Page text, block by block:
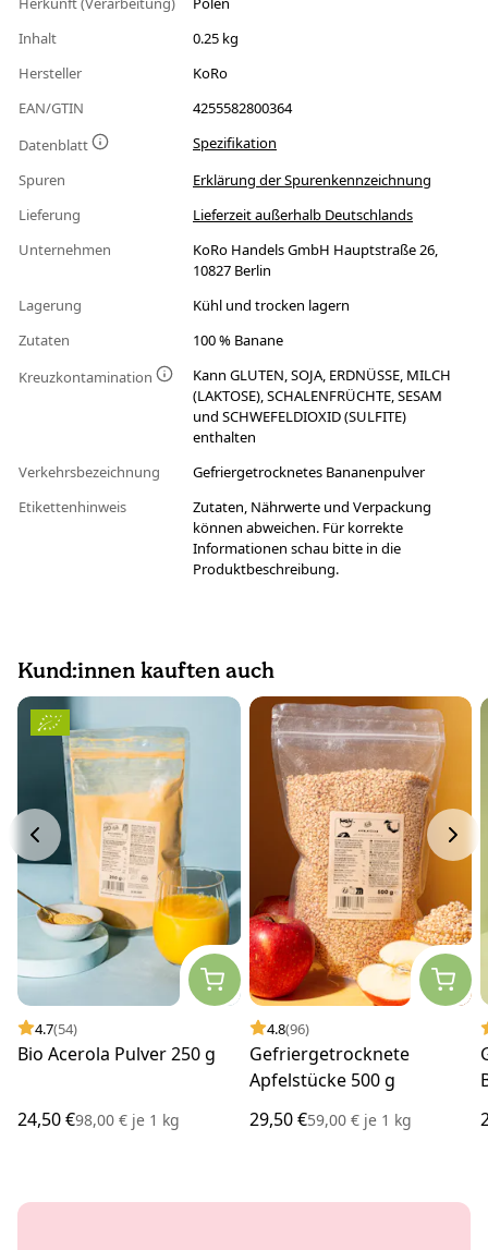
Inhalt
0.25 kg
Hersteller
KoRo
EAN/GTIN
4255582800364
Datenblatt
Spezifikation
Spuren
Erklärung der Spurenkennzeichnung
Lieferung
Lieferzeit außerhalb Deutschlands
Unternehmen
KoRo Handels GmbH Hauptstraße 26,
10827 Berlin
Lagerung
Kühl und trocken lagern
Zutaten
100 % Banane
Kreuzkontamination
Kann GLUTEN, SOJA, ERDNÜSSE, MILCH
(LAKTOSE), SCHALENFRÜCHTE, SESAM
und SCHWEFELDIOXID (SULFITE)
enthalten
Verkehrsbezeichnung
Gefriergetrocknetes Bananenpulver
Etikettenhinweis
Zutaten, Nährwerte und Verpackung
können abweichen. Für korrekte
Informationen schau bitte in die
Produktbeschreibung.
Kund:innen kauften auch
4.7(54)
Bio Acerola Pulver 250 g
24,50 €98,00 € je 1 kg
4.8(96)
Gefriergetrocknete
Apfelstücke 500 g
29,50 €59,00 € je1 kg